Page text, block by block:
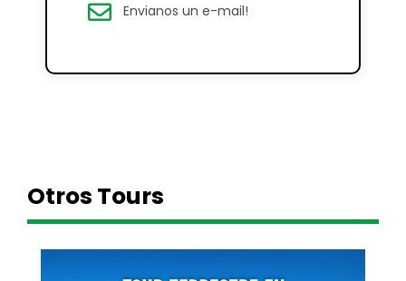
Envianos un e-mail!
Otros Tours